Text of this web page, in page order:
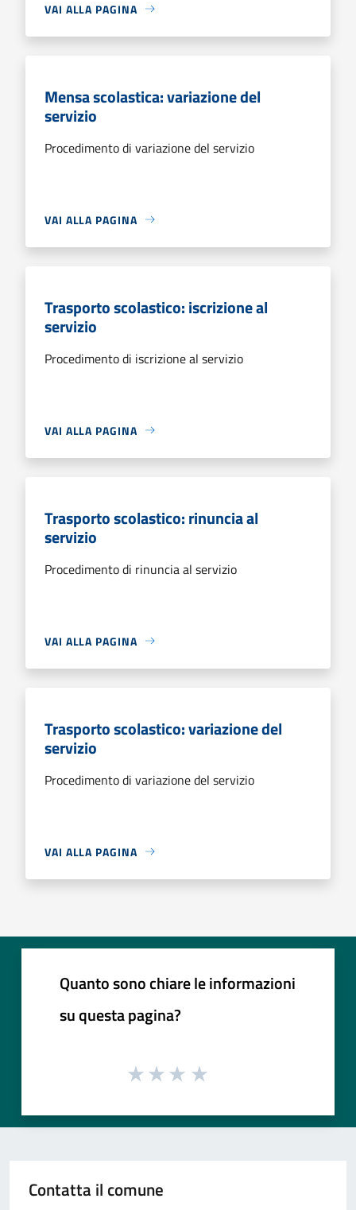
VAI ALLA PAGINA
Mensa scolastica: variazione del
servizio
Procedimento di variazione del servizio
VAI ALLA PAGINA
Trasporto scolastico: iscrizione al
servizio
Procedimento di iscrizione al servizio
VAI ALLA PAGINA
Trasporto scolastico: rinuncia al
servizio
Procedimento di rinuncia al servizio
VAI ALLA PAGINA
Trasporto scolastico: variazione del
servizio
Procedimento di variazione del servizio
VAI ALLA PAGINA
Quanto sono chiare le informazioni
su questa pagina?
Contatta il comune